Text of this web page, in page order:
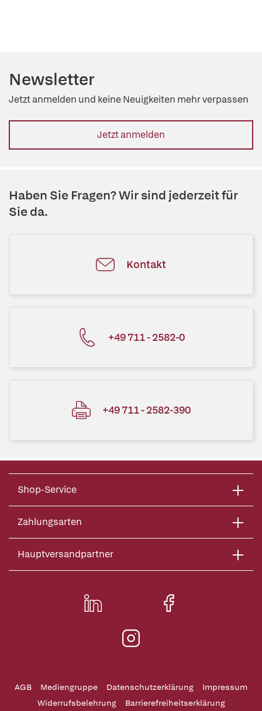
Newsletter
Jetzt anmelden und keine Neuigkeiten mehr verpassen
Jetzt anmelden
Haben Sie Fragen? Wir sind jederzeit für
Sie da.
Kontakt
+49 711 - 2582-0
+49 711 - 2582-390
Shop-Service
Zahlungsarten
Hauptversandpartner
AGB Mediengruppe Datenschutzerklärung
Impressum
Widerrufsbelehrung
Barrierefreiheitserklärung